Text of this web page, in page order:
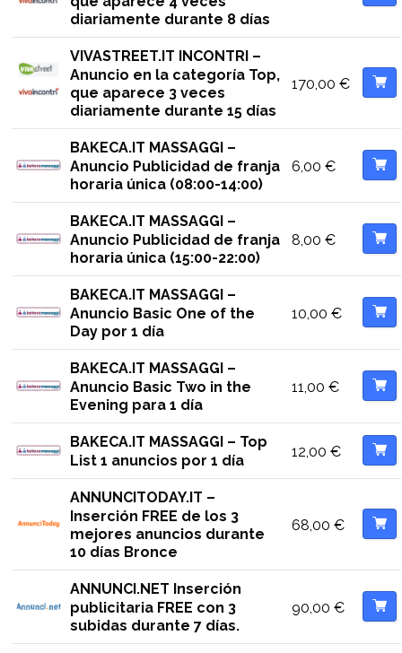
diariamente durante 8 días
VIVASTREET.IT INCONTRI –
Anuncio en la categoría Top,
que aparece 3 veces
diariamente durante 15 días
170,00 €
BAKECA.IT MASSAGGI –
Anuncio Publicidad de franja
horaria única (08:00-14:00)
6,00 €
BAKECA.IT MASSAGGI –
Anuncio Publicidad de franja
horaria única (15:00-22:00)
8,00 €
BAKECA.IT MASSAGGI –
Anuncio Basic One of the
Day por 1 día
10,00 €
BAKECA.IT MASSAGGI –
Anuncio Basic Two in the
Evening para 1 día
11,00 €
BAKECA.IT MASSAGGI – Top
List 1 anuncios por 1 día
12,00 €
ANNUNCITODAY.IT –
Inserción FREE de los 3
mejores anuncios durante
10 días Bronce
68,00 €
ANNUNCI.NET Inserción
publicitaria FREE con 3
subidas durante 7 días.
90,00 €